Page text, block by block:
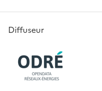
Diffuseur